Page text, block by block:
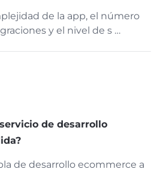
de la app, el número
y el nivel de s …
de desarrollo
de desarrollo ecommerce a